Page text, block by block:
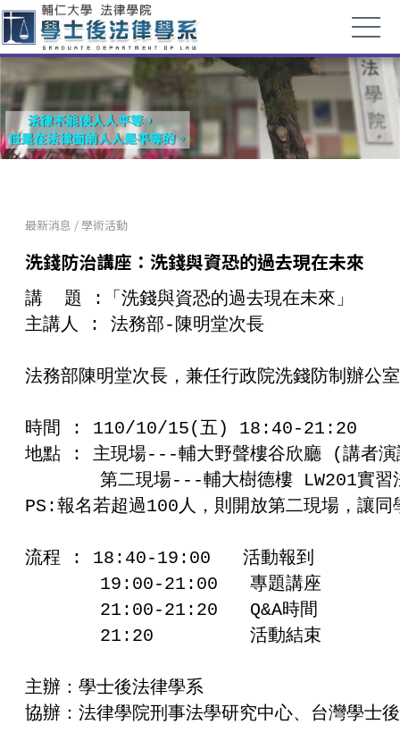
最新消息 /學術活動
洗錢防治講座：洗錢與資恐的過去現在未來
講  題 :「洗錢與資恐的過去現在未來」
主講人 : 法務部-陳明堂次長
法務部陳明堂次長，兼任行政院洗錢防制辦公
時間 : 110/10/15(五) 18:40-21:20
地點 : 主現場---輔大野聲樓谷欣廳 (講者演
第二現場---輔大樹德樓 LW201實習
PS:報名若超過100人，則開放第二現場，讓
流程 : 18:40-19:00   活動報到
19:00-21:00   專題講座
21:00-21:20   Q&A時間
21:20         活動結束
主辦：學士後法律
協辦：法律學院刑事法學研究中心、台灣學士